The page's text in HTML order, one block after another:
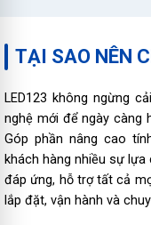
TẠI SAO NÊN
LED123 không ngừng
nghệ mới để ngày càng
Góp phần nâng cao
khách hàng nhiều sự lựa
đáp ứng, hỗ trợ tất cả
lắp đặt, vận hành và